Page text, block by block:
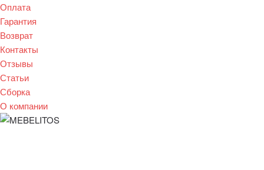
Оплата
Гарантия
Возврат
Контакты
Отзывы
Статьи
Сборка
О компании